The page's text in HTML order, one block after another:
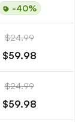
-40%
$24.99
$59.98
$24.99
$59.98